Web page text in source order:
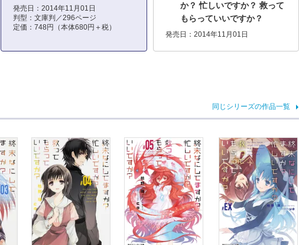
発売日：2014年11月01日
判型：文庫判／296ページ
定価：748円（本体680円＋税）
か？ 忙しいですか？ 救って
もらっていいですか？
発売日：2014年11月01日
同じシリーズの作品一覧